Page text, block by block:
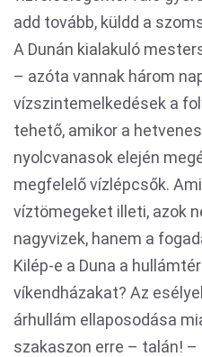
add tovább, küldd a
A Dunán kialakuló
– azóta vannak három
vízszintemelkedések a
tehető, amikor a
nyolcvanasok elején
megfelelő vízlépcsők.
víztömegeket illeti, azok
nagyvizek, hanem a
Kilép-e a Duna a
víkendházakat? Az
árhullám ellaposodása
szakaszon erre – talán! –